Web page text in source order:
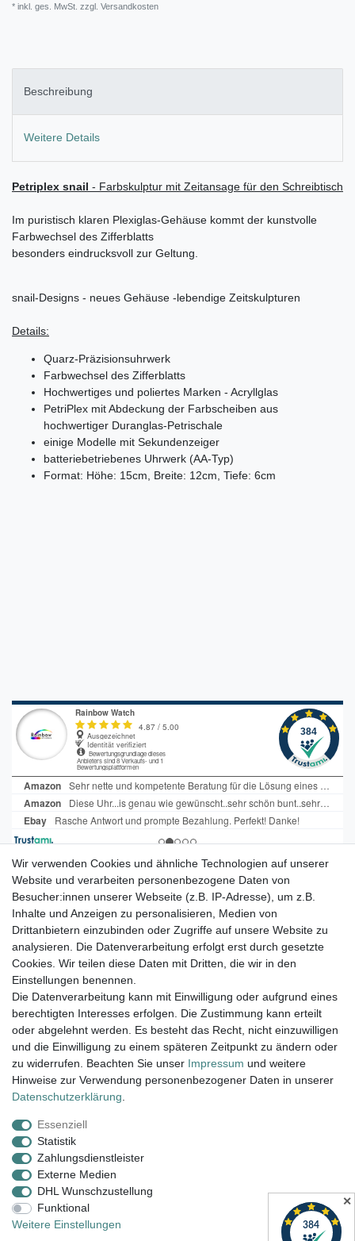
* inkl. ges. MwSt. zzgl. Versandkosten
Beschreibung
Weitere Details
Petriplex snail - Farbskulptur mit Zeitansage für den Schreibtisch
Im puristisch klaren Plexiglas-Gehäuse kommt der kunstvolle
Farbwechsel des Zifferblatts
besonders eindrucksvoll zur Geltung.
snail-Designs - neues Gehäuse -lebendige Zeitskulpturen
Details:
Quarz-Präzisionsuhrwerk
Farbwechsel des Zifferblatts
Hochwertiges und poliertes Marken - Acryllglas
PetriPlex mit Abdeckung der Farbscheiben aus
hochwertiger Duranglas-Petrischale
einige Modelle mit Sekundenzeiger
batteriebetriebenes Uhrwerk (AA-Typ)
Format: Höhe: 15cm, Breite: 12cm, Tiefe: 6cm
Tauchen Sie ein in die faszinierende
Welt der Farbuhren von Paul
Heimbach.
Viel Spaß beim Stöbern.
Versand innerhalb 24h, außer am WE.
14 Tage Rückgaberecht
Versandkostenfrei ab 100€ in D
Armbanduhr Damen, Armbanduhr Herren,
Impressum
Widerrufs­recht Kontakt
Wir verwenden Cookies und ähnliche Technologien auf unserer
Website und verarbeiten personenbezogene Daten von
Besucher:innen unserer Webseite (z.B. IP-Adresse), um z.B.
Inhalte und Anzeigen zu personalisieren, Medien von
Drittanbietern einzubinden oder Zugriffe auf unsere Website zu
analysieren. Die Datenverarbeitung erfolgt erst durch gesetzte
Cookies. Wir teilen diese Daten mit Dritten, die wir in den
Einstellungen benennen.
Die Datenverarbeitung kann mit Einwilligung oder aufgrund eines
berechtigten Interesses erfolgen. Die Zustimmung kann erteilt
oder abgelehnt werden. Es besteht das Recht, nicht einzuwilligen
und die Einwilligung zu einem späteren Zeitpunkt zu ändern oder
zu widerrufen. Beachten Sie unser Impressum und weitere
Hinweise zur Verwendung personenbezogener Daten in unserer
Daten­schutz­erklärung
Essenziell
Statistik
Zahlungsdienstleister
Externe Medien
DHL Wunschzustellung
Funktional
Weitere Einstellungen
✕